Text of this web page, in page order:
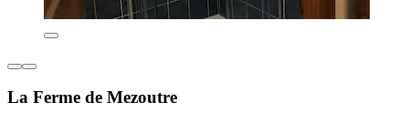
La Ferme de Mezoutre